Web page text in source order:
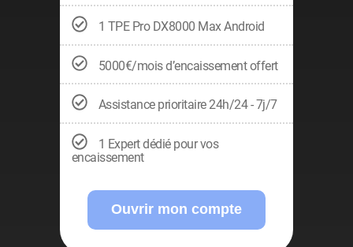
1 TPE Pro DX8000 Max Android
5000€/mois d’encaissement offert
Assistance prioritaire 24h/24 - 7j/7
1 Expert dédié pour vos
encaissement
Ouvrir mon compte